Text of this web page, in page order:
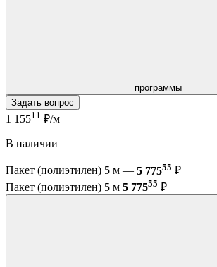
программы
Задать вопрос
1 15511 ₽/м
В наличии
Пакет (полиэтилен) 5 м — 5 77555 ₽
Пакет (полиэтилен) 5 м 5 77555 ₽